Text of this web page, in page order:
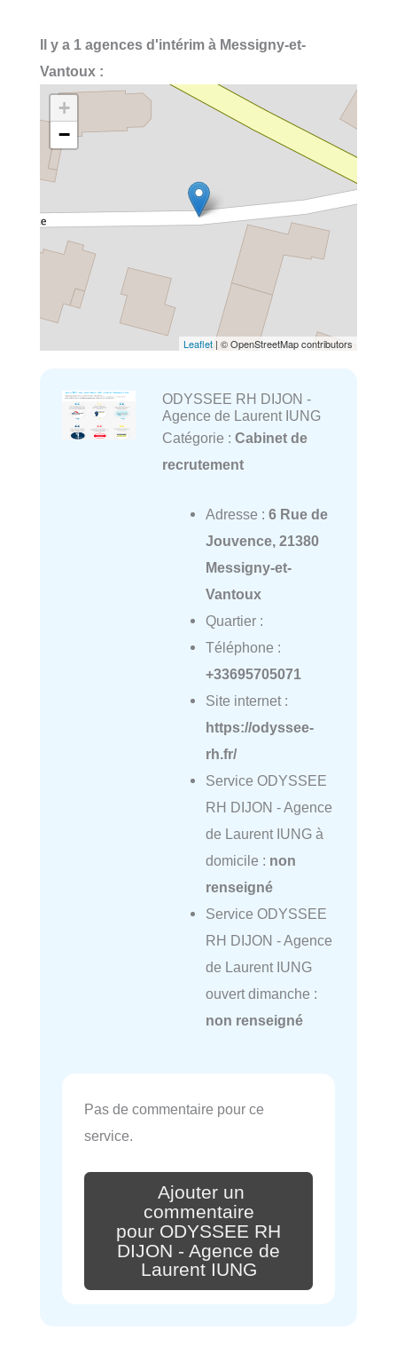
Il y a 1 agences d'intérim à Messigny-et-
Vantoux :
+
−
Leaflet | © OpenStreetMap contributors
ODYSSEE RH DIJON -
Agence de Laurent IUNG
Catégorie : Cabinet de
recrutement
Adresse : 6 Rue de
Jouvence, 21380
Messigny-et-
Vantoux
Quartier :
Téléphone :
+33695705071
Site internet :
https://odyssee-
rh.fr/
Service ODYSSEE
RH DIJON - Agence
de Laurent IUNG à
domicile : non
renseigné
Service ODYSSEE
RH DIJON - Agence
de Laurent IUNG
ouvert dimanche :
non renseigné
Pas de commentaire pour ce
service.
Ajouter un
commentaire
pour ODYSSEE RH
DIJON - Agence de
Laurent IUNG